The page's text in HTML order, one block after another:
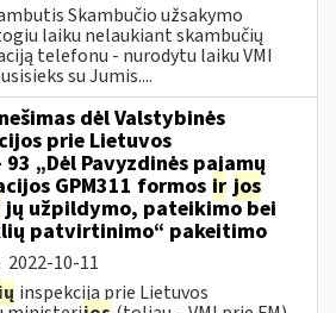
Skambučio užsakymo
laiku nelaukiant skambučių
telefonu - nurodytu laiku VMI
su Jumis....
dėl Valstybinės
prie Lietuvos
93 „Dėl Pavyzdinės pajamų
GPM311 formos ir jos
jų užpildymo, pateikimo bei
patvirtinimo“ pakeitimo
2022-10-11
inspekcija prie Lietuvos